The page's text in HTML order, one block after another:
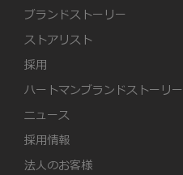
ブランドストーリー
ストアリスト
採用
ハートマンブランドストーリー
ニュース
採用情報
法人のお客様